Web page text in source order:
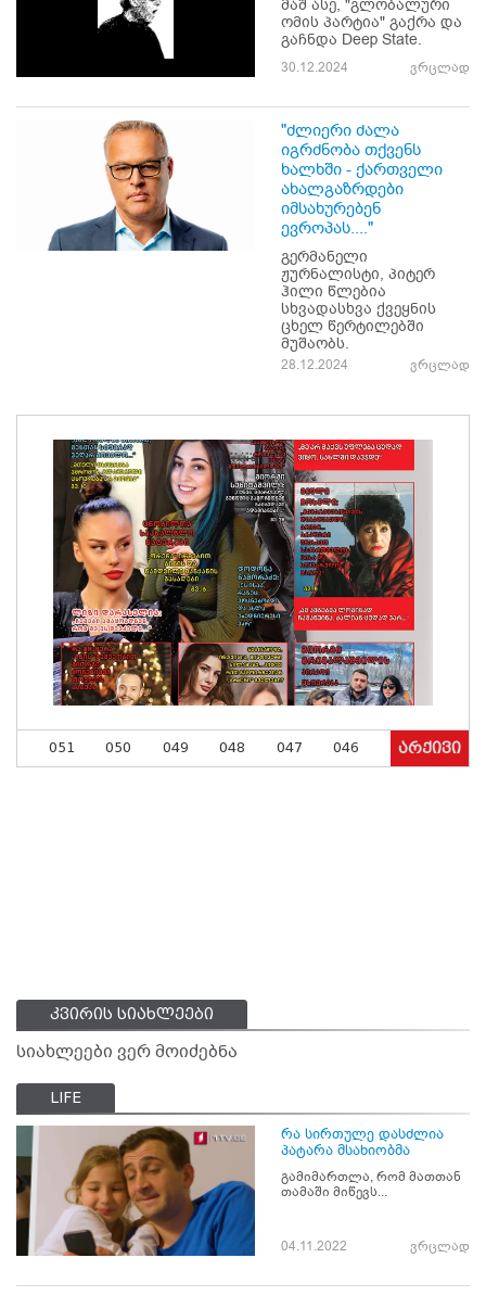
მაშ ასე, "გლობალური
ომის პარტია" გაქრა და
გაჩნდა Deep State.
30.12.2024 ვრცლად
"ძლიერი ძალა
იგრძნობა თქვენს
ხალხში - ქართველი
ახალგაზრდები
იმსახურებენ
ევროპას...."
გერმანელი
ჟურნალისტი, პიტერ
ჰილი წლებია
სხვადასხვა ქვეყნის
ცხელ წერტილებში
მუშაობს.
28.12.2024 ვრცლად
051 050 049 048 047 046 არქივი
კვირის სიახლეები
სიახლეები ვერ მოიძებნა
LIFE
რა სირთულე დასძლია
პატარა მსახიობმა
გამიმართლა, რომ მათთან
თამაში მიწევს...
04.11.2022 ვრცლად